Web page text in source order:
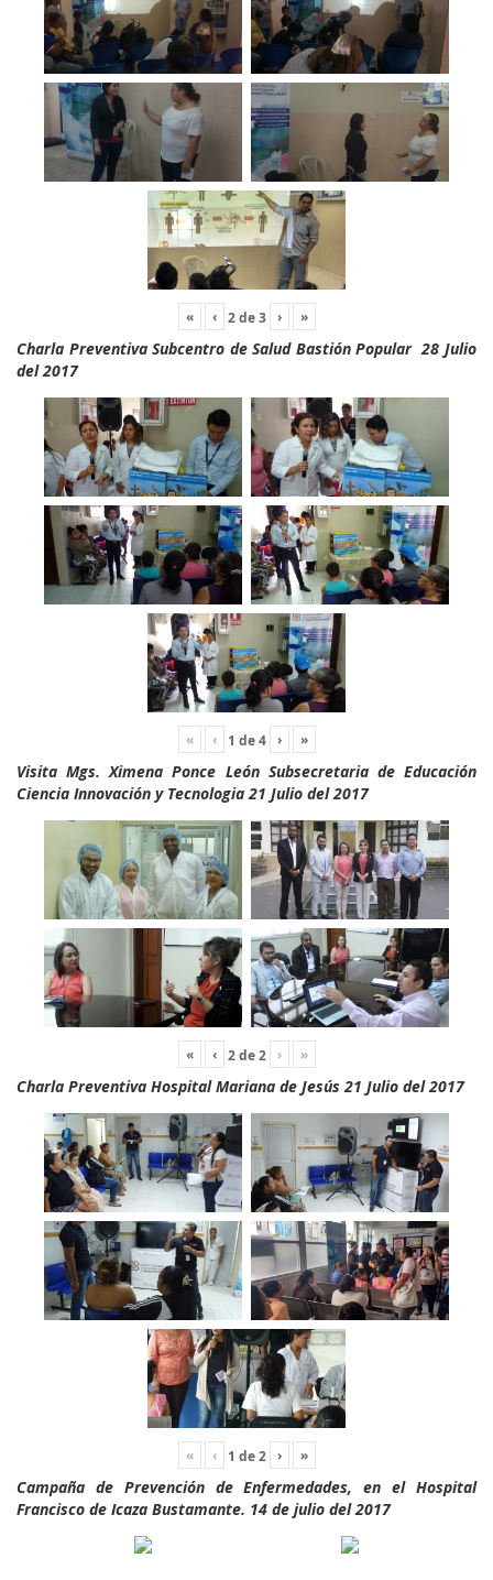
« ‹ 2de3 › »
Charla Preventiva Subcentro de Salud Bastión Popular 28 Julio
del 2017
« ‹ 1 de4 › »
Visita Mgs. Ximena Ponce León Subsecretaria de Educación
Ciencia Innovación y Tecnologia 21 Julio del 2017
« ‹ 2de2 › »
Charla Preventiva Hospital Mariana de Jesús 21 Julio del 2017
« ‹ 1 de2 › »
Campaña de Prevención de Enfermedades, en el Hospital
Francisco de Icaza Bustamante. 14 de julio del 2017